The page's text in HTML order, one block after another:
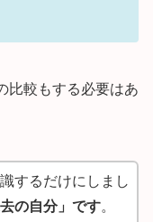
比較もする必要はあ
するだけにしまし
の自分」です。